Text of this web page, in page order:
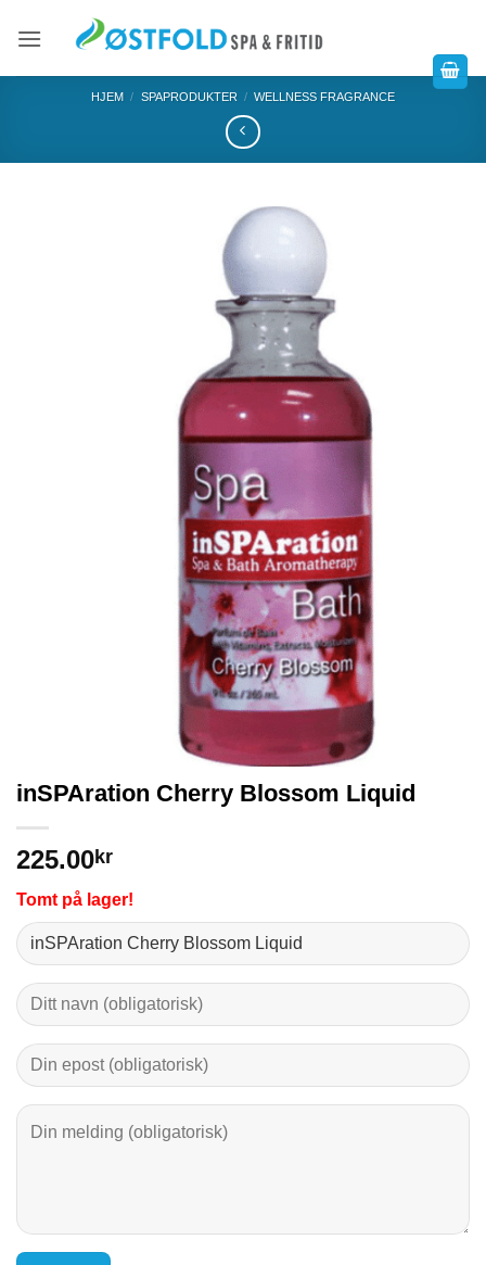
HJEM / SPAPRODUKTER / WELLNESS FRAGRANCE
inSPAration Cherry Blossom Liquid
225.00kr
Tomt på lager!